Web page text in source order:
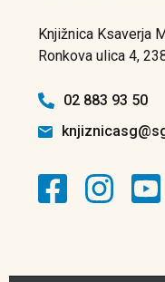
Knjižnica Ksaverja
Ronkova ulica 4,
02 883 93 50